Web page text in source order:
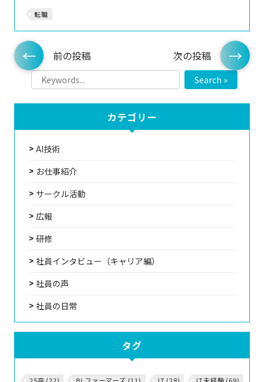
転職
前の投稿 次の投稿
Search »
カテゴリー
AI技術
お仕事紹介
サークル活動
広報
研修
社員インタビュー（キャリア編）
社員の声
社員の日常
タグ